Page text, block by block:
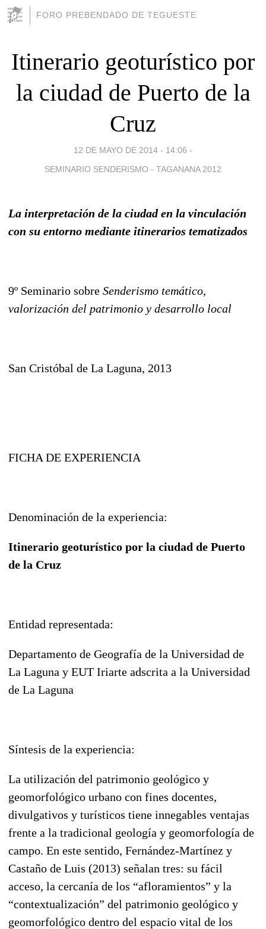
FORO PREBENDADO DE TEGUESTE
Itinerario geoturístico por
la ciudad de Puerto de la
Cruz
12 DE MAYO DE 2014 - 14:06 -
SEMINARIO SENDERISMO - TAGANANA 2012
La interpretación de la ciudad en la vinculación
con su entorno mediante itinerarios tematizados
9º Seminario sobre Senderismo temático,
valorización del patrimonio y desarrollo local
San Cristóbal de La Laguna, 2013
FICHA DE EXPERIENCIA
Denominación de la experiencia:
Itinerario geoturístico por la ciudad de Puerto
de la Cruz
Entidad representada:
Departamento de Geografía de la Universidad de
La Laguna y EUT Iriarte adscrita a la Universidad
de La Laguna
Síntesis de la experiencia:
La utilización del patrimonio geológico y
geomorfológico urbano con fines docentes,
divulgativos y turísticos tiene innegables ventajas
frente a la tradicional geología y geomorfología de
campo. En este sentido, Fernández-Martínez y
Castaño de Luis (2013) señalan tres: su fácil
acceso, la cercanía de los “afloramientos” y la
“contextualización” del patrimonio geológico y
geomorfológico dentro del espacio vital de los